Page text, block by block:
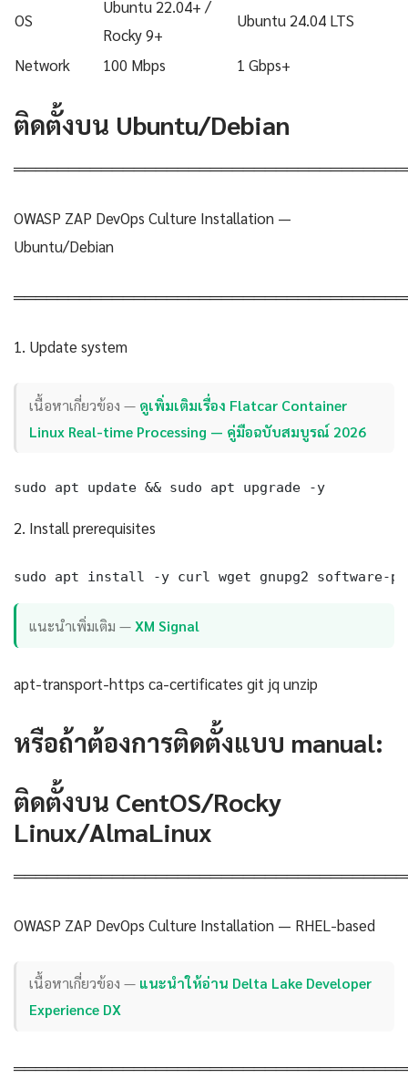
OS
Ubuntu 22.04+ /
Rocky 9+
Ubuntu 24.04 LTS
Network 100 Mbps 1 Gbps+
ติดตั้งบน Ubuntu/Debian
OWASP ZAP DevOps Culture Installation —
Ubuntu/Debian
1. Update system
เนื้อหาเกี่ยวข้อง — ดูเพิ่มเติมเรื่อง Flatcar Container
Linux Real-time Processing — คู่มือฉบับสมบูรณ์ 2026
sudo apt update && sudo apt upgrade -y
2. Install prerequisites
sudo apt install -y curl wget gnupg2 software-
แนะนำเพิ่มเติม —XM Signal
apt-transport-https ca-certificates git jq unzip
หรือถ้าต้องการติดตั้งแบบ manual:
ติดตั้งบน CentOS/Rocky
Linux/AlmaLinux
OWASP ZAP DevOps Culture Installation — RHEL-based
เนื้อหาเกี่ยวข้อง — แนะนำให้อ่าน Delta Lake Developer
Experience DX